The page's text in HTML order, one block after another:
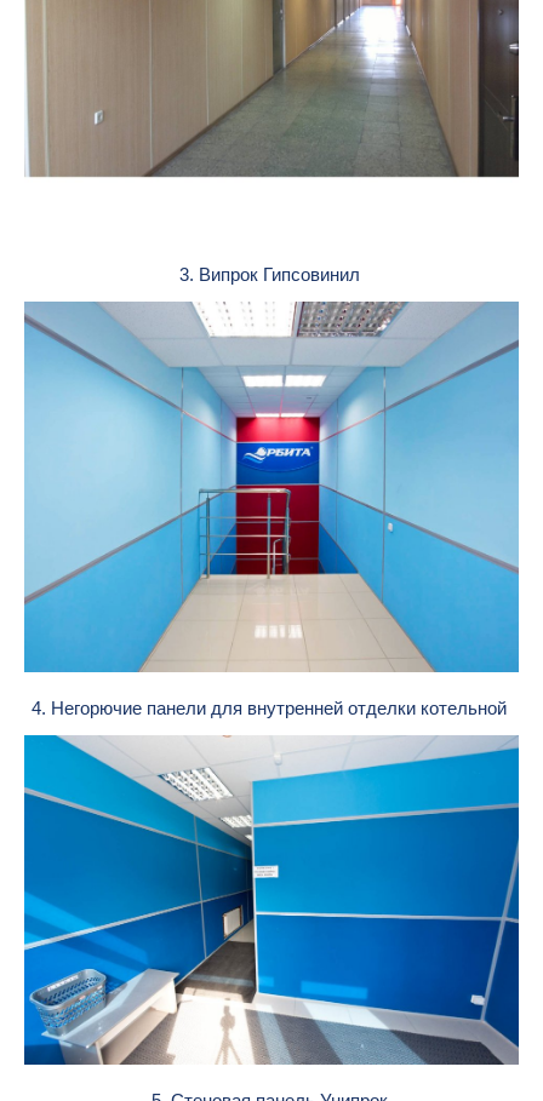
3. Випрок Гипсовинил
4. Негорючие панели для внутренней отделки котельной